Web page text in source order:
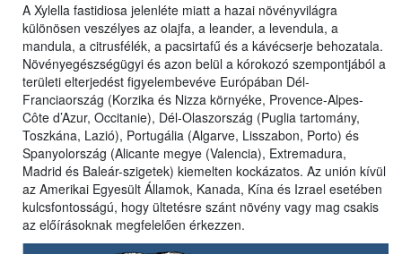
A Xylella fastidiosa jelenléte miatt a hazai növényvilágra
különösen veszélyes az olajfa, a leander, a levendula, a
mandula, a citrusfélék, a pacsirtafű és a kávécserje behozatala.
Növényegészségügyi és azon belül a kórokozó szempontjából a
területi elterjedést figyelembevéve Európában Dél-
Franciaország (Korzika és Nizza környéke, Provence-Alpes-
Côte d’Azur, Occitanie), Dél-Olaszország (Puglia tartomány,
Toszkána, Lazió), Portugália (Algarve, Lisszabon, Porto) és
Spanyolország (Alicante megye (Valencia), Extremadura,
Madrid és Baleár-szigetek) kiemelten kockázatos. Az unión kívül
az Amerikai Egyesült Államok, Kanada, Kína és Izrael esetében
kulcsfontosságú, hogy ültetésre szánt növény vagy mag csakis
az előírásoknak megfelelően érkezzen.